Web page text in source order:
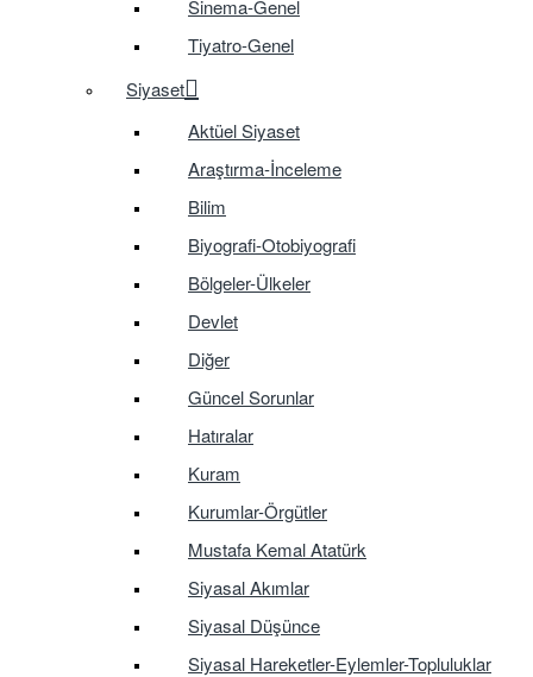
Sinema-Genel
Tiyatro-Genel
Siyaset
Aktüel Siyaset
Araştırma-İnceleme
Bilim
Biyografi-Otobiyografi
Bölgeler-Ülkeler
Devlet
Diğer
Güncel Sorunlar
Hatıralar
Kuram
Kurumlar-Örgütler
Mustafa Kemal Atatürk
Siyasal Akımlar
Siyasal Düşünce
Siyasal Hareketler-Eylemler-Topluluklar